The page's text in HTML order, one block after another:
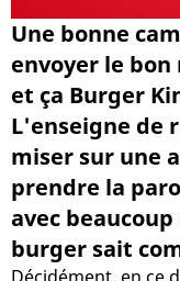
Une bonne
envoyer le
et ça Burger
L'enseigne de
miser sur une
prendre la
avec
burger sait